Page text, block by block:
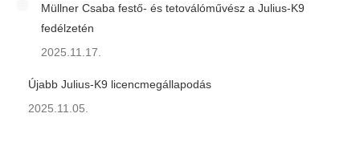
Müllner Csaba festő- és tetoválóművész a Julius-K9
fedélzetén
2025.11.17.
Újabb Julius-K9 licencmegállapodás
2025.11.05.